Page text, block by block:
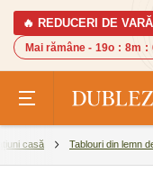
🔥 REDUCERI DE
Mai rămâne - 19o : 8m :
casă Tablouri din lemn